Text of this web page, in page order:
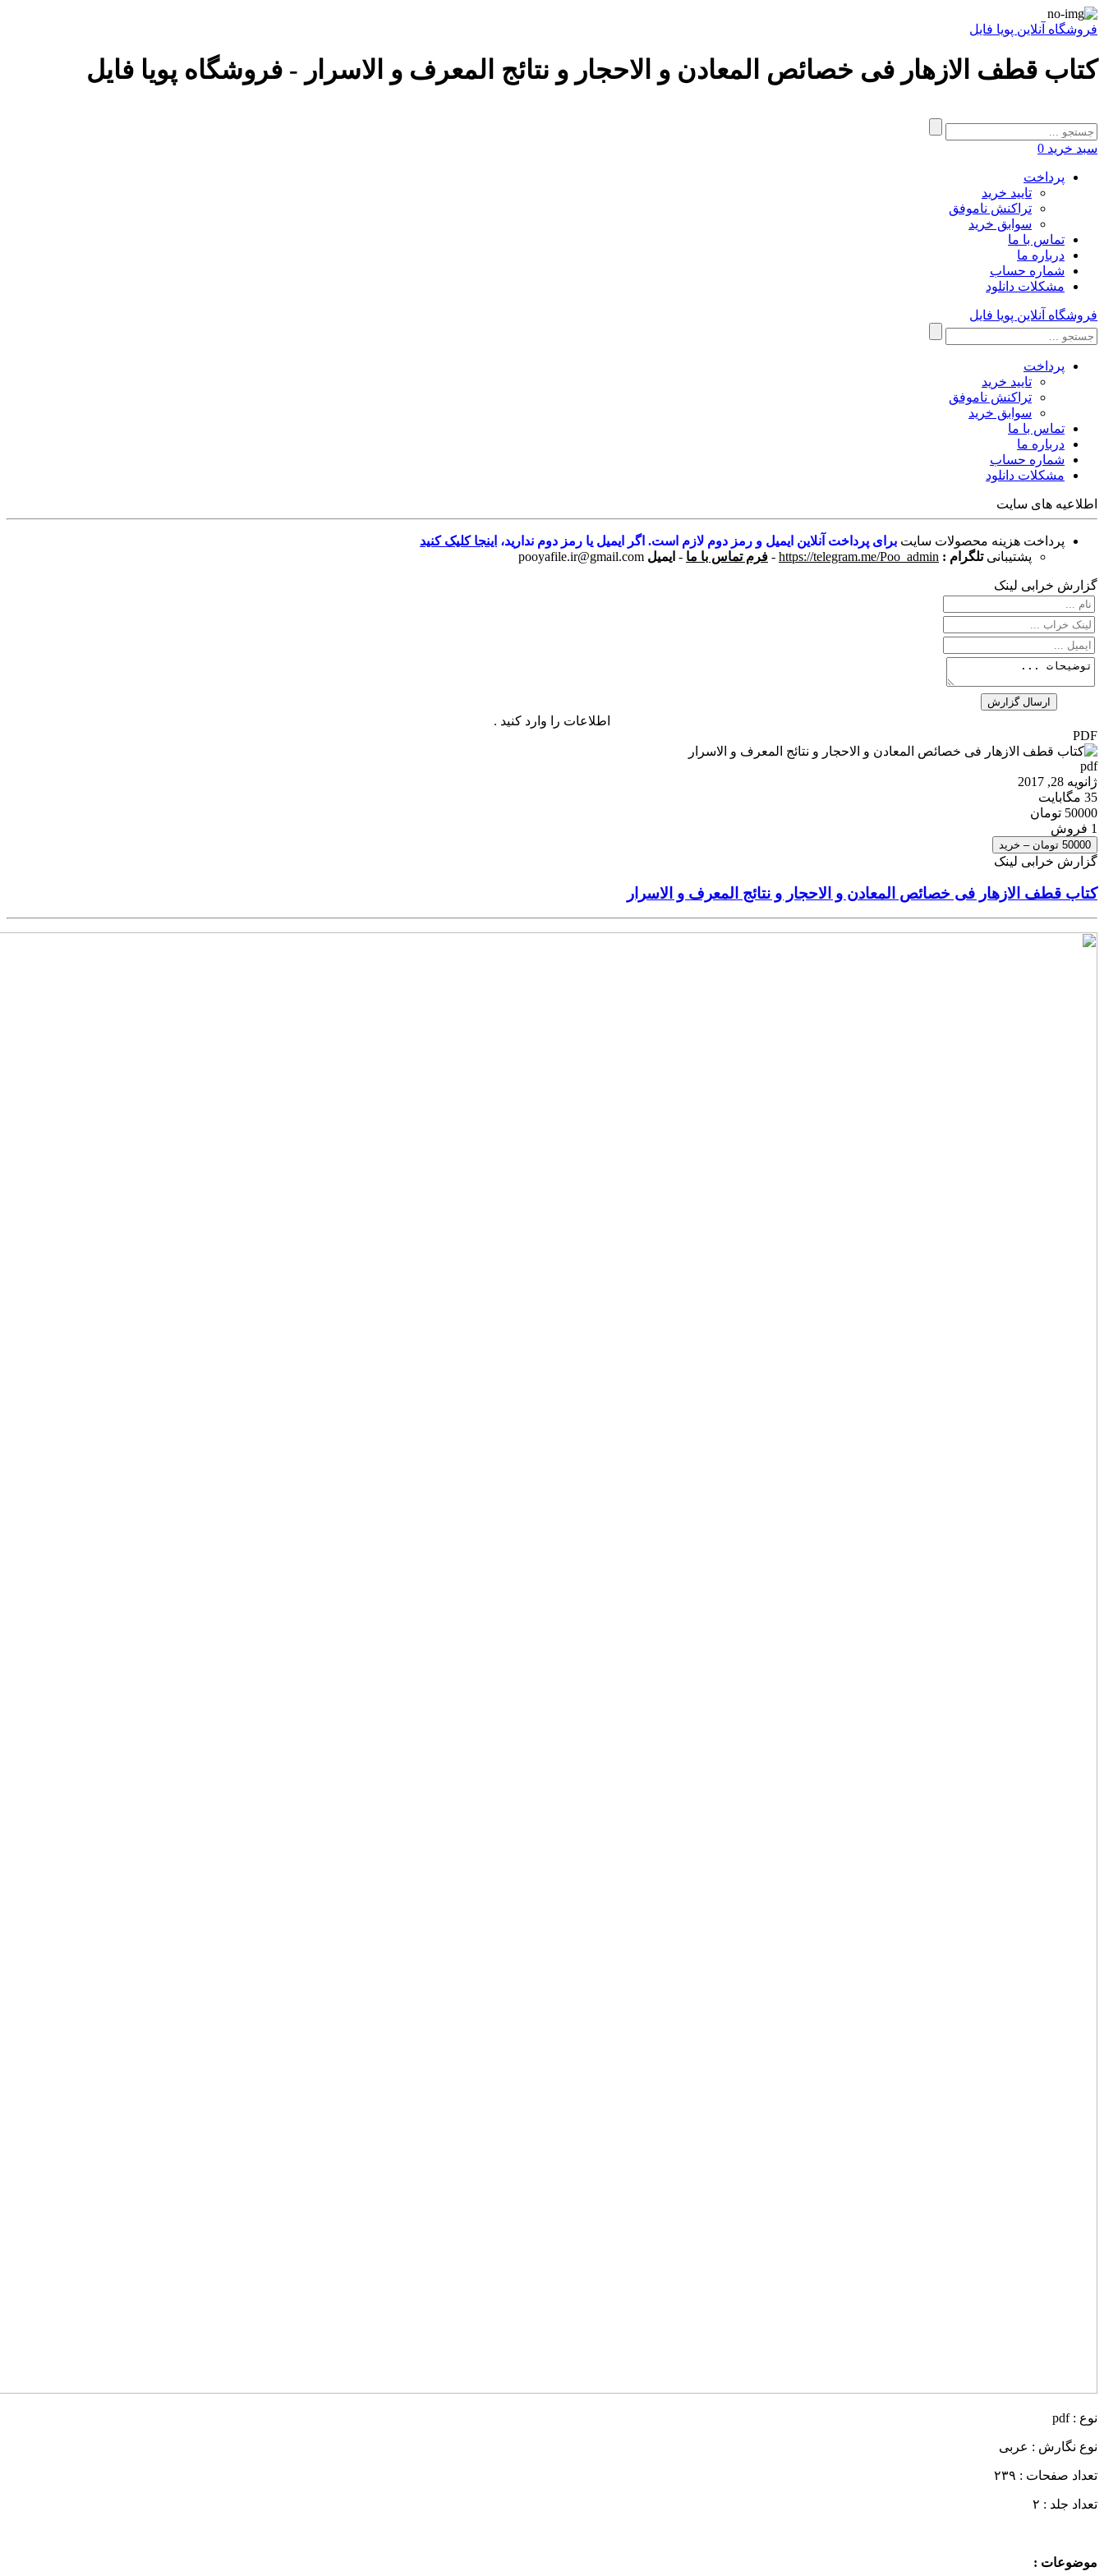
فروشگاه آنلاین پویا فایل
کتاب قطف الازهار فی خصائص المعادن و الاحجار و نتائج المعرف و الاسرار - فروشگاه پویا فایل
سبد خرید 0
پرداخت
تایید خرید
تراکنش ناموفق
سوابق خرید
تماس با ما
درباره ما
شماره حساب
مشکلات دانلود
فروشگاه آنلاین پویا فایل
پرداخت
تایید خرید
تراکنش ناموفق
سوابق خرید
تماس با ما
درباره ما
شماره حساب
مشکلات دانلود
اطلاعیه های سایت
پرداخت هزینه محصولات سایت برای پرداخت آنلاین ایمیل و رمز دوم لازم است. اگر ایمیل یا رمز دوم ندارید، اینجا کلیک کنید
پشتیبانی تلگرام : https://telegram.me/Poo_admin
- فرم تماس با ما - ایمیل pooyafile.ir@gmail.com
گزارش خرابی لینک
اطلاعات را وارد کنید .
PDF
pdf
ژانویه 28, 2017
35 مگابایت
50000 تومان
1 فروش
50000 تومان – خرید
گزارش خرابی لینک
کتاب قطف الازهار فی خصائص المعادن و الاحجار و نتائج المعرف و الاسرار
نوع : pdf
نوع نگارش : عربی
تعداد صفحات : ۲۳۹
تعداد جلد : ۲
موضوعات :